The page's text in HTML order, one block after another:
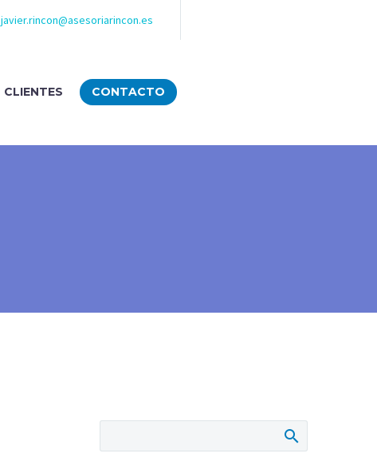
javier.rincon@asesoriarincon.es
CLIENTES CONTACTO